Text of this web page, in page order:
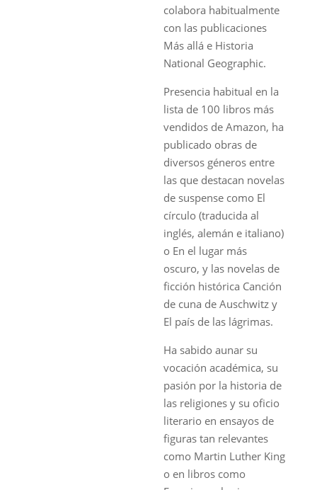
colabora habitualmente
con las publicaciones
Más allá e Historia
National Geographic.
Presencia habitual en la
lista de 100 libros más
vendidos de Amazon, ha
publicado obras de
diversos géneros entre
las que destacan novelas
de suspense como El
círculo (traducida al
inglés, alemán e italiano)
o En el lugar más
oscuro, y las novelas de
ficción histórica Canción
de cuna de Auschwitz y
El país de las lágrimas.
Ha sabido aunar su
vocación académica, su
pasión por la historia de
las religiones y su oficio
literario en ensayos de
figuras tan relevantes
como Martin Luther King
o en libros como